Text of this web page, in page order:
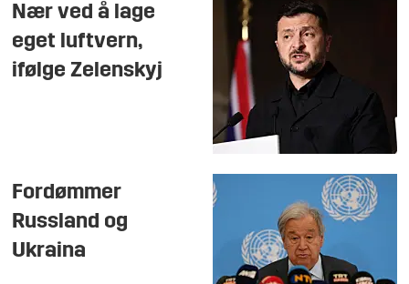
Nær ved å lage
eget luftvern,
ifølge Zelenskyj
Fordømmer
Russland og
Ukraina